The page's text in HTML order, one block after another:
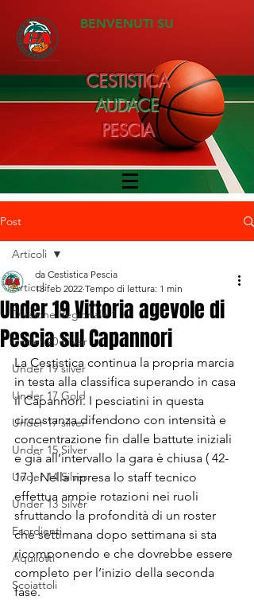
BENVENUTI SU
CESTISTICA
AUDACE
PESCIA
Post
Articoli
Divisione Regionale 1
Under 20 Silver
Under 19 silver
Under 17 Gold
Under 17 silver
Under 15 Silver
Under 14 Silver
Under 13 Silver
Esordienti
Aquilotti
Scoiattoli
Articoli
Under 19 Vittoria agevole di
Pescia sul Capannori
da Cestistica Pescia
13 feb 2022 Tempo di lettura: 1 min
La Cestistica continua la propria marcia
in testa alla classifica superando in casa
il Capannori. I pesciatini in questa
circostanza difendono con intensità e
concentrazione fin dalle battute iniziali
e già all’intervallo la gara è chiusa ( 42-
17 ). Nella ripresa lo staff tecnico
effettua ampie rotazioni nei ruoli
sfruttando la profondità di un roster
che settimana dopo settimana si sta
ricomponendo e che dovrebbe essere
completo per l’inizio della seconda
fase.